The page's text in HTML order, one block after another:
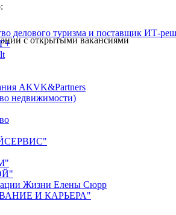
с открытыми вакансиями
делового туризма и поставщик ИТ-
AKVK&Partners
недвижимости)
Жизни Елены Сюрр
И КАРЬЕРА"